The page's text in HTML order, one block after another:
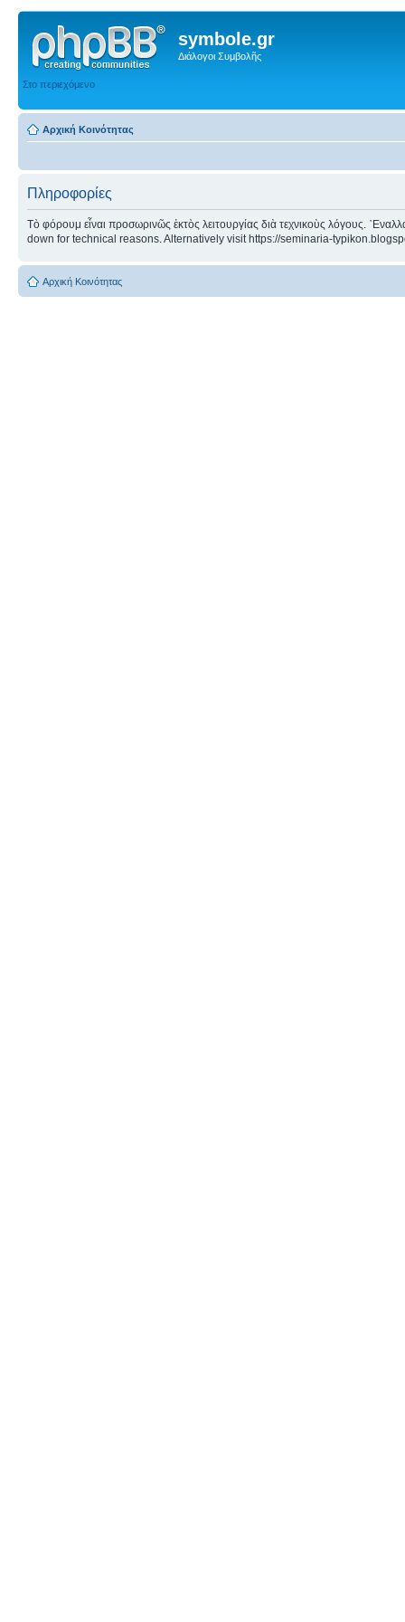
symbole.gr
Διάλογοι Συμβολῆς
Στο περιεχόμενο
Αρχική Κοινότητας
Πληροφορίες
Τὸ φόρουμ εἶναι προσωρινῶς ἐκτὸς λειτουργίας διὰ τεχνικοὺς λόγους.
down for technical reasons. Alternatively visit https://seminaria-
Αρχική Κοινότητας